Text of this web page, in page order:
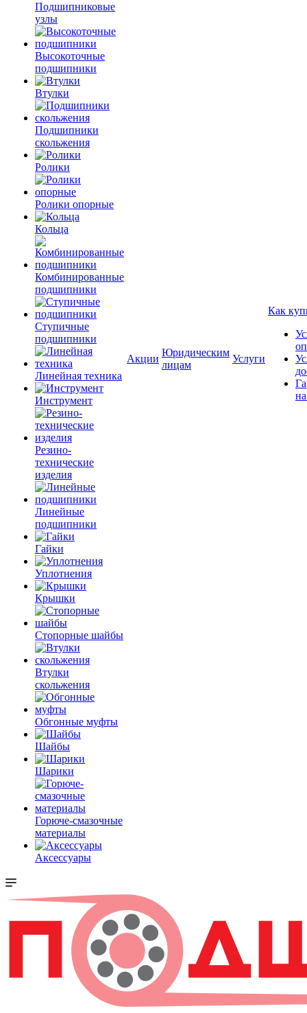
Подшипниковые
узлы
Высокоточные
подшипники
Втулки
Подшипники
скольжения
Ролики
Ролики опорные
Кольца
Комбинированные
подшипники
Ступичные
подшипники
Линейная техника
Инструмент
Резино-
технические
изделия
Линейные
подшипники
Гайки
Уплотнения
Крышки
Стопорные шайбы
Втулки
скольжения
Обгонные муфты
Шайбы
Шарики
Горюче-смазочные
материалы
Аксессуары
Акции
Юридическим
лицам
Услуги
Как